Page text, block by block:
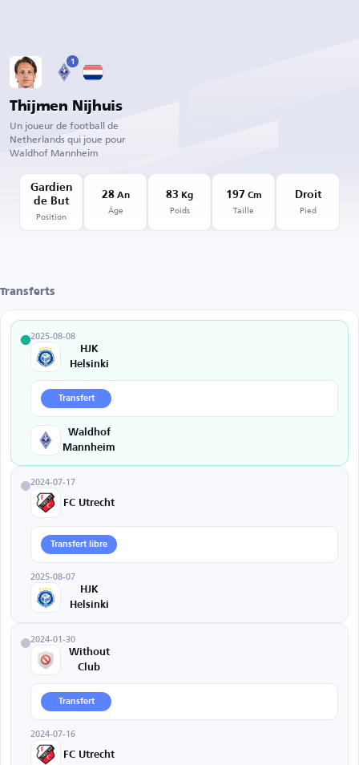
1
Thijmen Nijhuis
Un joueur de football de
Netherlands qui joue pour
Waldhof Mannheim
Gardien
de But
Position
28An
Âge
83 Kg
Poids
197 Cm
Taille
Droit
Pied
Transferts
2025-08-08
HJK
Helsinki
Transfert
Waldhof
Mannheim
2024-07-17
FC Utrecht
Transfert libre
2025-08-07
HJK
Helsinki
2024-01-30
Without
Club
Transfert
2024-07-16
FC Utrecht